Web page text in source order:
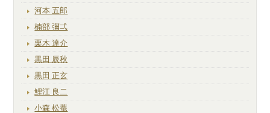
河本 五郎
楠部 彌弌
栗木 達介
黒田 辰秋
黒田 正玄
鯉江 良二
小森 松菴